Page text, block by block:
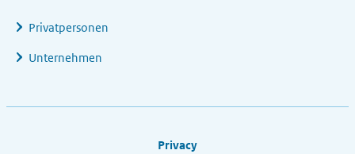
Privatpersonen
Unternehmen
Privacy